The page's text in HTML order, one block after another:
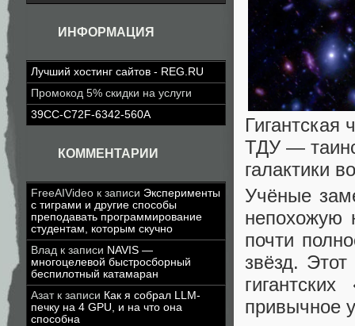
ИНФОРМАЦИЯ
Лучший хостинг сайтов - REG.RU
Промокод 5% скидки на услуги
39CC-C72F-6342-560A
КОММЕНТАРИИ
FreeAIVideo к записи Эксперименты
с тиграми и другие способы
преподавать программирование
студентам, которым скучно
Влад к записи NAVIS —
многоцелевой быстросборный
беспилотный катамаран
Азатк записи Как я собрал LLM-
печку на 4 GPU, и на что она
способна
ТДУ —
галактики
Учёные
непохожую
почти
звёзд.
привычное